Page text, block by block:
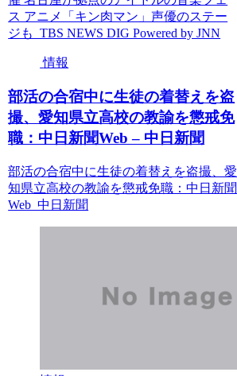
ス アニメ「キン肉マン」声優のステー
ジも TBS NEWS DIG Powered by JNN
情報
部活の合宿中に生徒の着替えを盗
撮、愛知県立高校の教諭を懲戒免
職：中日新聞Web – 中日新聞
部活の合宿中に生徒の着替えを盗撮、愛
知県立高校の教諭を懲戒免職：中日新聞
Web 中日新聞